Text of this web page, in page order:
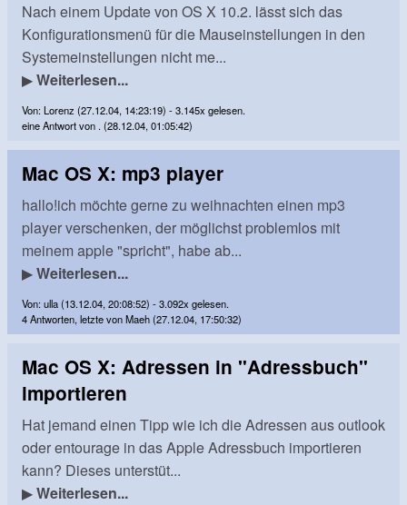
Nach einem Update von OS X 10.2. lässt sich das
Konfigurationsmenü für die Mauseinstellungen in den
Systemeinstellungen nicht me...
▶Weiterlesen...
Von: Lorenz (27.12.04, 14:23:19) - 3.145x gelesen.
eine Antwort von . (28.12.04, 01:05:42)
Mac OS X: mp3 player
hallo!ich möchte gerne zu weihnachten einen mp3
player verschenken, der möglichst problemlos mit
meinem apple "spricht", habe ab...
▶Weiterlesen...
Von: ulla (13.12.04, 20:08:52) - 3.092x gelesen.
4 Antworten, letzte von Maeh (27.12.04, 17:50:32)
Mac OS X: Adressen in "Adressbuch"
importieren
Hat jemand einen Tipp wie ich die Adressen aus outlook
oder entourage in das Apple Adressbuch importieren
kann? Dieses unterstüt...
▶Weiterlesen...